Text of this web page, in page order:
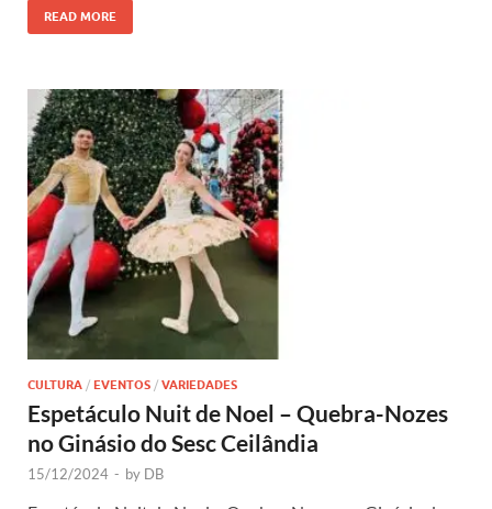
READ MORE
CULTURA / EVENTOS / VARIEDADES
Espetáculo Nuit de Noel – Quebra-Nozes
no Ginásio do Sesc Ceilândia
15/12/2024 - by DB